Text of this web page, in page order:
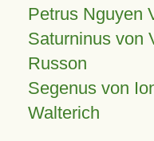
Petrus Nguyen
Saturninus von
Russon
Segenus von
Walterich